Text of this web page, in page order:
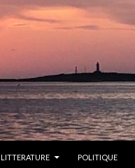
LITTERATURE POLITIQUE